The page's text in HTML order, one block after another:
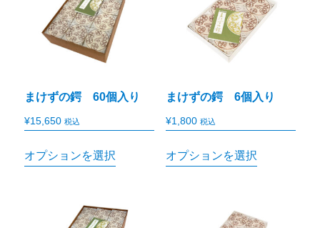
まけずの鍔 60個入り
¥15,650 税込
オプションを選択
まけずの鍔 6個入り
¥1,800 税込
オプションを選択